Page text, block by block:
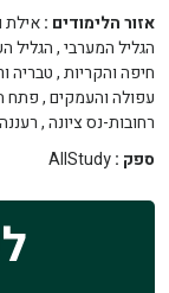
אזור הלימודים :אילת
הגליל המערבי,הגליל
חיפה והקריות,טבריה
עפולה והעמקים,פתח
רחובות-נס ציונה,
ספק :AllStudy